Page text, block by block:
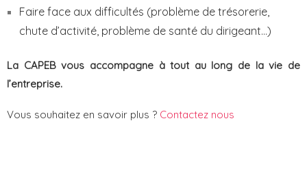
Faire face aux difficultés (problème de trésorerie,
chute d’activité, problème de santé du dirigeant…)
La CAPEB vous accompagne à tout au long de la vie de
l’entreprise.
Vous souhaitez en savoir plus ? Contactez nous